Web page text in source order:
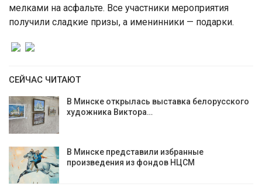
мелками на асфальте. Все участники мероприятия
получили сладкие призы, а именинники — подарки.
СЕЙЧАС ЧИТАЮТ
В Минске открылась выставка белорусского
художника Виктора…
В Минске представили избранные
произведения из фондов НЦСМ